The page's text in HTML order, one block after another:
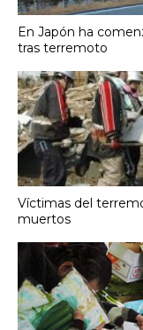
En Japón ha
tras terremoto
Víctimas del
muertos